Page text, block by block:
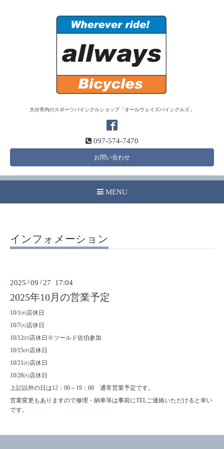
大分市内のスポーツバイシクルショップ「オールウェイズバイシクルズ」
097-574-7470
お問い合わせ
MENU
インフォメーション
2025 /09 / 27 17:04
2025年10月の営業予定
10/1㈬店休日
10/7㈫店休日
10/12㈰店休日※ツールド佐伯参加
10/15㈭店休日
10/21㈫店休日
10/28㈫店休日
上記以外の日は12：00～19：00 通常営業予定です。
営業変更もありますので修理・納車等は事前にTELご連絡いただけると幸い
です。